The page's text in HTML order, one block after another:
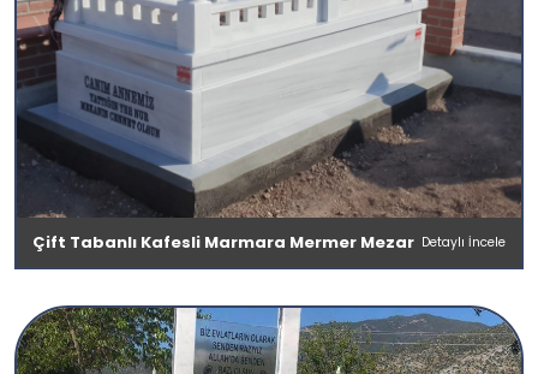
Çift Tabanlı Kafesli Marmara Mermer Mezar Detaylı İncele